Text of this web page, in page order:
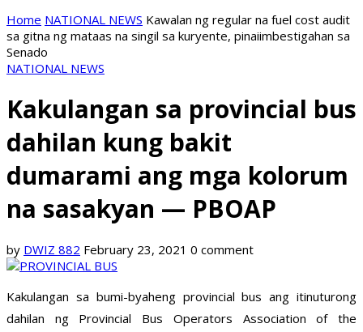
Home NATIONAL NEWS Kawalan ng regular na fuel cost audit
sa gitna ng mataas na singil sa kuryente, pinaiimbestigahan sa
Senado
NATIONAL NEWS
Kakulangan sa provincial bus
dahilan kung bakit
dumarami ang mga kolorum
na sasakyan — PBOAP
by DWIZ 882 February 23, 2021 0 comment
Kakulangan sa bumi-byaheng provincial bus ang itinuturong
dahilan ng Provincial Bus Operators Association of the